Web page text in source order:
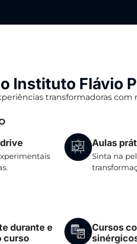
Instituto Flávio
transformadoras com
Aulas
Sinta na
durante e
curso
Cursos